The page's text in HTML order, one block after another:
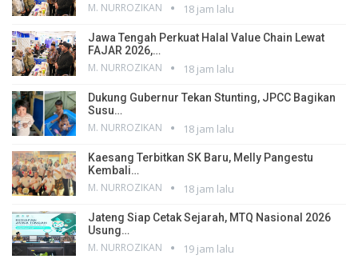
M. NURROZIKAN 18 jam lalu
Jawa Tengah Perkuat Halal Value Chain Lewat
FAJAR 2026,…
M. NURROZIKAN 18 jam lalu
Dukung Gubernur Tekan Stunting, JPCC Bagikan
Susu…
M. NURROZIKAN 18 jam lalu
Kaesang Terbitkan SK Baru, Melly Pangestu
Kembali…
M. NURROZIKAN 18 jam lalu
Jateng Siap Cetak Sejarah, MTQ Nasional 2026
Usung…
M. NURROZIKAN 19 jam lalu